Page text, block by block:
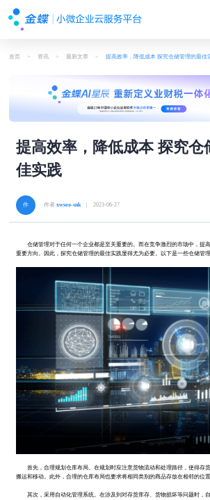
首页 > 资讯 > 最新文章 > 提高效率，降低成本 探究仓储管理的最佳
提高效率，降低成本 探究仓
佳实践
作者xwseo-snk| 2023-06-27
仓储管理对于任何一个企业都是至关重要的。而在竞争激烈的市场中，提
重要方向。因此，探究仓储管理的最佳实践显得尤为必要。以下是一些仓储管理
首先，合理规划仓库布局。在规划时应注意货物流动和处理路径，使得存
搬运和移动。此外，合理的仓库布局也要求将相同类别的商品存放在相邻的位置
其次，采用自动化管理系统。在涉及到对存货库存、货物损坏等问题时，